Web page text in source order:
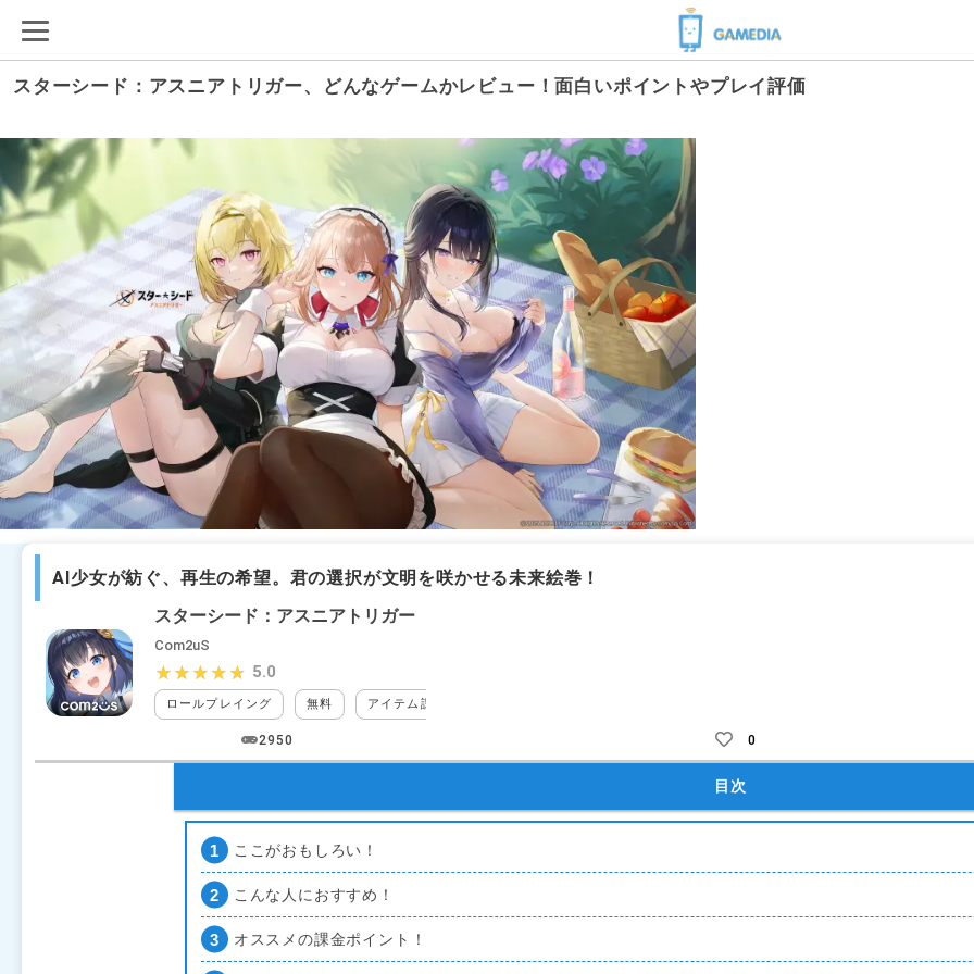
スターシード：アスニアトリガー、どんなゲームかレビュー！面白いポイントやプレイ評価
AI少女が紡ぐ、再生の希望。君の選択が文明を咲かせる未来絵巻！
スターシード：アスニアトリガー
Com2uS
ロールプレイング 無料 アイテム課金
★★★★★
★★★★★ 5.0
2950 0
目次
ここがおもしろい！
こんな人におすすめ！
オススメの課金ポイント！